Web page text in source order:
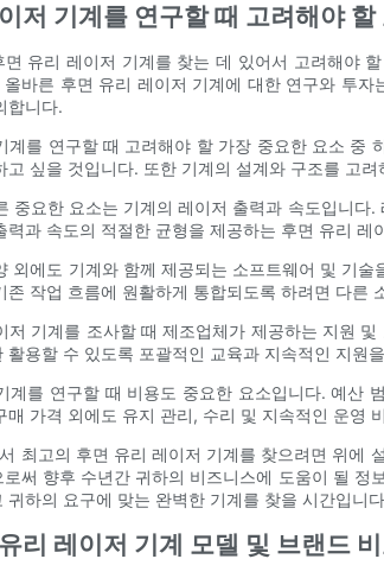
저 기계를 연구할 때 고려해야 할
유리 레이저 기계를 찾는 데 있어서 고려해야
바른 후면 유리 레이저 기계에 대한 연구와 투
합니다.
계를 연구할 때 고려해야 할 가장 중요한 요소 중
고 싶을 것입니다. 또한 기계의 설계와 구조를 고
중요한 요소는 기계의 레이저 출력과 속도입니
력과 속도의 적절한 균형을 제공하는 후면 유리 레
외에도 기계와 함께 제공되는 소프트웨어 및 기
존 작업 흐름에 원활하게 통합되도록 하려면 다른
저 기계를 조사할 때 제조업체가 제공하는 지원
활용할 수 있도록 포괄적인 교육과 지속적인 지원
계를 연구할 때 비용도 중요한 요소입니다. 예산
매 가격 외에도 유지 관리, 수리 및 지속적인 운영
최고의 후면 유리 레이저 기계를 찾으려면 위에
써 향후 수년간 귀하의 비즈니스에 도움이 될
귀하의 요구에 맞는 완벽한 기계를 찾을 시간입니
리 레이저 기계 모델 및 브랜드